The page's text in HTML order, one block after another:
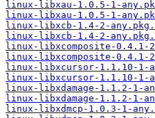
linux-libxau-1.0.5-1-
linux-libxau-1.0.5-1-
linux-libxcb-1.4-2-
linux-libxcb-1.4-2-
linux-libxcomposite-0.4.1-
linux-libxcomposite-0.4.1-
linux-libxcursor-1.1.10-1-
linux-libxcursor-1.1.10-1-
linux-libxdamage-1.1.2-1-
linux-libxdamage-1.1.2-1-
linux-libxdmcp-1.0.3-1-